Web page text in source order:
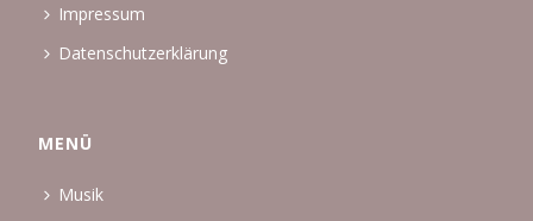
Impressum
Datenschutzerklärung
MENÜ
Musik